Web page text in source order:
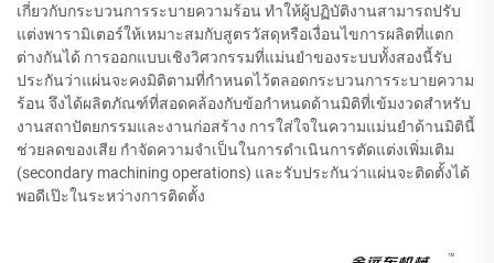
เกี่ยวกับกระบวนการระบายความร้อน ทำให้ผู้ปฏิบัติงานสามารถปรับ
แต่งพารามิเตอร์ให้เหมาะสมกับสูตรวัสดุหรือเงื่อนไขการผลิตที่แตก
ต่างกันได้ การออกแบบเชิงวิศวกรรมที่แม่นยำของระบบทั้งสองนี้รับ
ประกันว่าแผ่นจะคงมิติตามที่กำหนดไว้ตลอดกระบวนการระบายความ
ร้อน จึงได้ผลิตภัณฑ์ที่สอดคล้องกับข้อกำหนดด้านมิติที่เข้มงวดสำหรับ
งานสถาปัตยกรรมและงานก่อสร้าง การใส่ใจในความแม่นยำด้านมิตินี้
ช่วยลดของเสีย กำจัดความจำเป็นในการดำเนินการตัดแต่งเพิ่มเติม
(secondary machining operations) และรับประกันว่าแผ่นจะติดตั้งได้
พอดีเป๊ะในระหว่างการติดตั้ง